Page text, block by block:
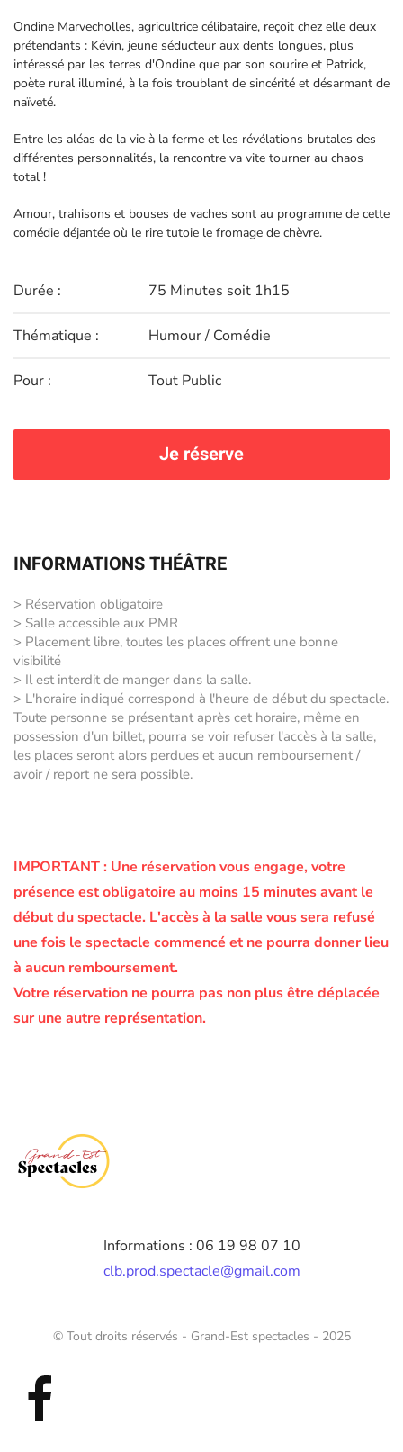
Ondine Marvecholles, agricultrice célibataire, reçoit chez elle deux
prétendants : Kévin, jeune séducteur aux dents longues, plus
intéressé par les terres d'Ondine que par son sourire et Patrick,
poète rural illuminé, à la fois troublant de sincérité et désarmant de
naïveté.
Entre les aléas de la vie à la ferme et les révélations brutales des
différentes personnalités, la rencontre va vite tourner au chaos
total !
Amour, trahisons et bouses de vaches sont au programme de cette
comédie déjantée où le rire tutoie le fromage de chèvre.
Durée : 75 Minutes soit 1h15
Thématique : Humour / Comédie
Pour : Tout Public
Je réserve
INFORMATIONS THÉÂTRE
> Réservation obligatoire
> Salle accessible aux PMR
> Placement libre, toutes les places offrent une bonne
visibilité
> Il est interdit de manger dans la salle.
> L'horaire indiqué correspond à l'heure de début du spectacle.
Toute personne se présentant après cet horaire, même en
possession d'un billet, pourra se voir refuser l'accès à la salle,
les places seront alors perdues et aucun remboursement /
avoir / report ne sera possible.
IMPORTANT : Une réservation vous engage, votre
présence est obligatoire au moins 15 minutes avant le
début du spectacle. L'accès à la salle vous sera refusé
une fois le spectacle commencé et ne pourra donner lieu
à aucun remboursement.
Votre réservation ne pourra pas non plus être déplacée
sur une autre représentation.
Informations : 06 19 98 07 10
clb.prod.spectacle@gmail.com
© Tout droits réservés - Grand-Est spectacles - 2025